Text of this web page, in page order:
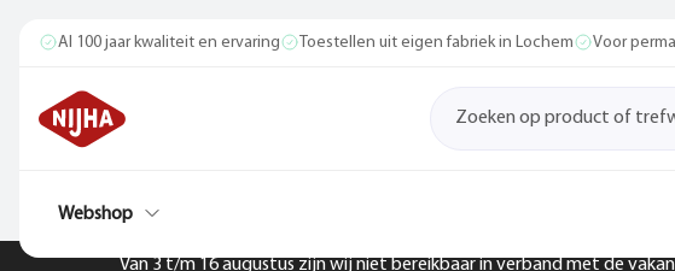
Van 3 t/m 16 augustus zijn wij niet bereikbaar in verband met de
Al 100 jaar kwaliteit en ervaring Toestellen uit eigen fabriek in Lochem Voor
Webshop